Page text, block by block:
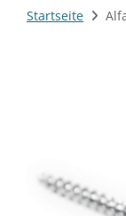
Startseite